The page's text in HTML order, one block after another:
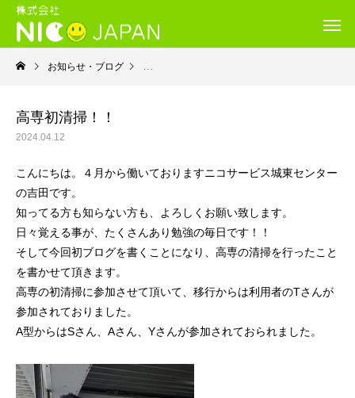
お知らせ・ブログ 就労移行支援・ニコサービス城東センター
高専初清掃！！
2024.04.12
こんにちは。４月から働いておりますニコサービス城東センター
の吉田です。
知ってる方も知らない方も、よろしくお願い致します。
日々覚える事が、たくさんあり勉強の毎日です！！
そして今回初ブログを書くことになり、高専の清掃を行ったこと
を書かせて頂きます。
高専の初清掃に参加させて頂いて、移行からは利用者のTさんが
参加されておりました。
A型からはSさん、Aさん、Yさんが参加されておられました。